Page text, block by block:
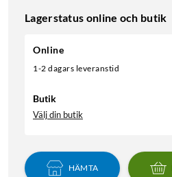
Lagerstatus online och butik
Online
1-2 dagars leveranstid
Butik
Välj din butik
HÄMTA